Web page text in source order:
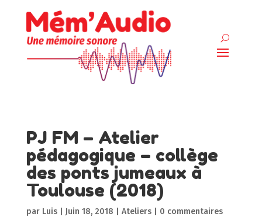
PJ FM – Atelier
pédagogique – collège
des ponts jumeaux à
Toulouse (2018)
par Luis| Juin 18, 2018 Ateliers| 0 commentaires